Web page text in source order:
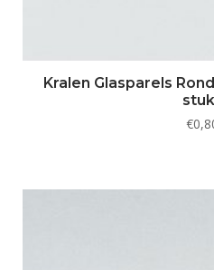
Kralen Glasparels
€